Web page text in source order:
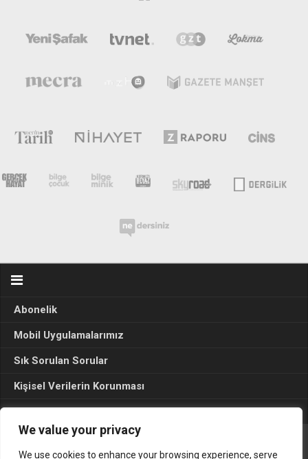
We value your privacy
We use cookies to enhance your browsing experience, serve
Abonelik
Mobil Uygulamalarımız
Sık Sorulan Sorular
Kişisel Verilerin Korunması
Seçim Sonuçları 2024